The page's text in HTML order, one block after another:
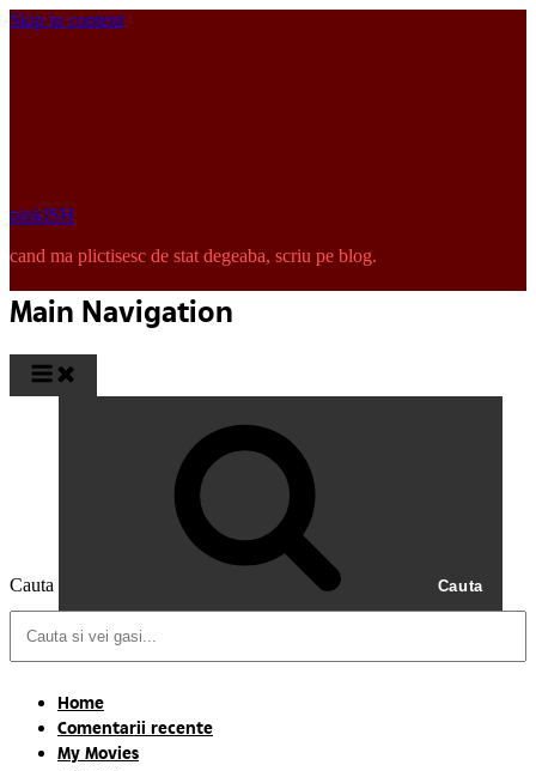
Skip to content
pinkISH
cand ma plictisesc de stat degeaba, scriu pe blog.
Main Navigation
Cauta Cauta
Home
Comentarii recente
My Movies